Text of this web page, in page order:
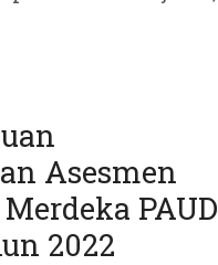
Asesmen
PAUD
2022